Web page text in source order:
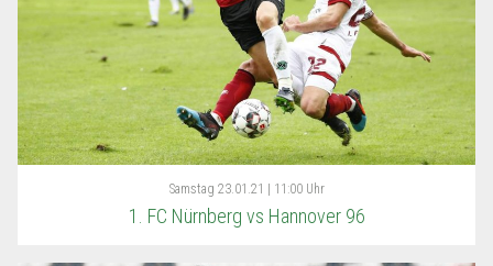
Samstag 23.01.21 | 11:00 Uhr
1. FC Nürnberg vs Hannover 96